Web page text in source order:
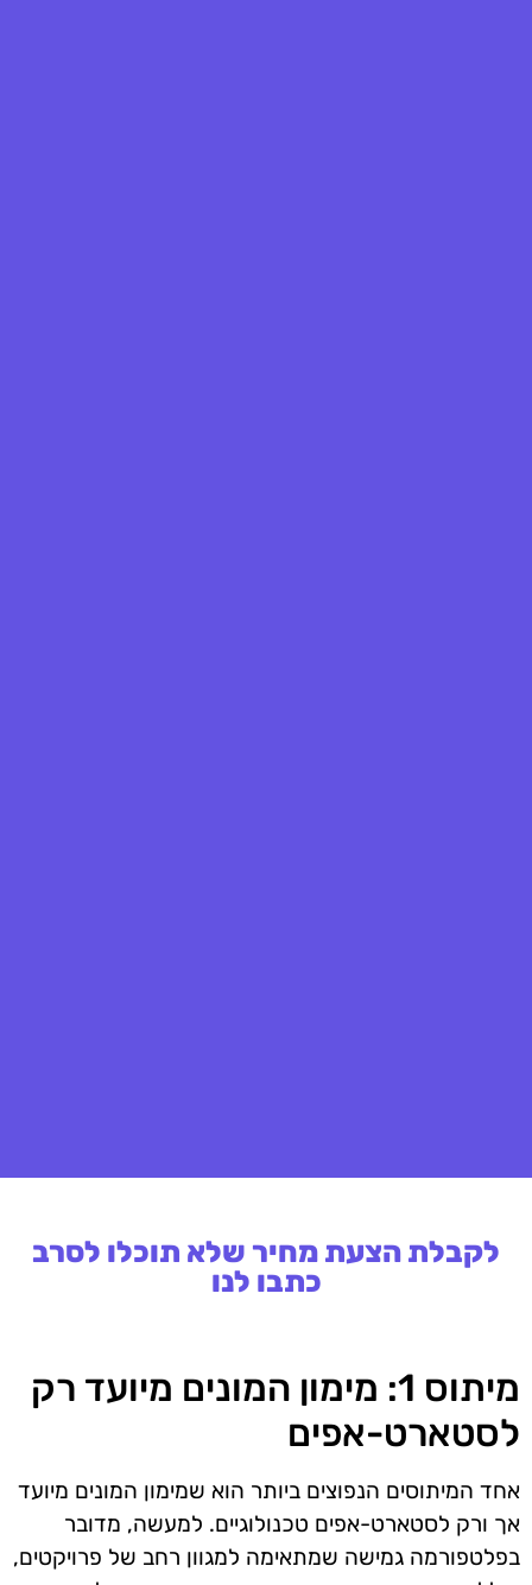
לקבלת הצעת מחיר שלא תוכלו לסרב
כתבו לנו
מיתוס 1: מימון המונים מיועד רק
לסטארט-אפים
אחד המיתוסים הנפוצים ביותר הוא שמימון המונים מיועד
אך ורק לסטארט-אפים טכנולוגיים. למעשה, מדובר
בפלטפורמה גמישה שמתאימה למגוון רחב של פרויקטים,